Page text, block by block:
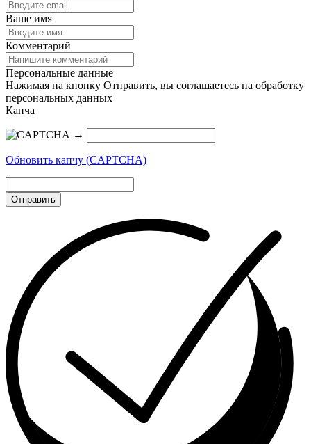
Ваше имя
Комментарий
Персональные данные
Нажимая на кнопку Отправить, вы соглашаетесь на обработку
персональных данных
Капча
→
Обновить капчу (CAPTCHA)
Отправить